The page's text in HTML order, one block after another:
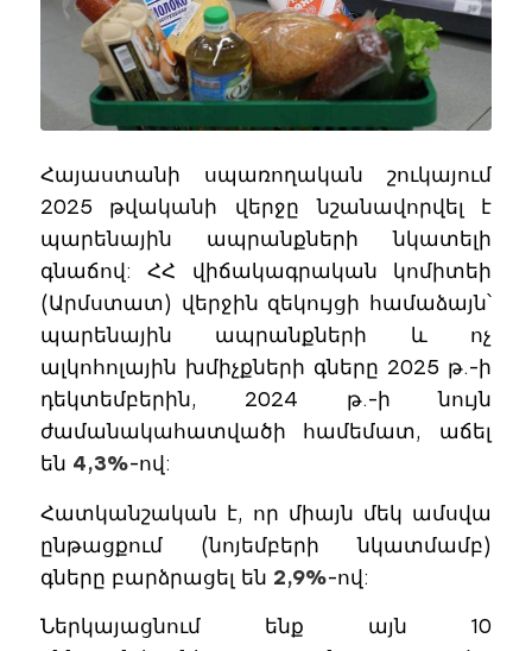
Հայաստանի սպառողական շուկայում
2025 թվականի վերջը նշանավորվել է
պարենային ապրանքների նկատելի
գնաճով: ՀՀ վիճակագրական կոմիտեի
(Արմստատ) վերջին զեկույցի համաձայն՝
պարենային ապրանքների և ոչ
ալկոհոլային խմիչքների գները 2025 թ.-ի
դեկտեմբերին, 2024 թ.-ի նույն
ժամանակահատվածի համեմատ, աճել
են 4,3%-ով:
Հատկանշական է, որ միայն մեկ ամսվա
ընթացքում (նոյեմբերի նկատմամբ)
գները բարձրացել են 2,9%-ով:
Ներկայացնում ենք այն 10